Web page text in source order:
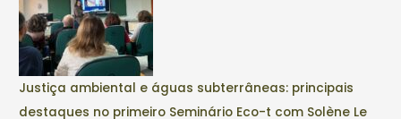
Justiça ambiental e águas subterrâneas: principais
destaques no primeiro Seminário Eco-t com Solène Le